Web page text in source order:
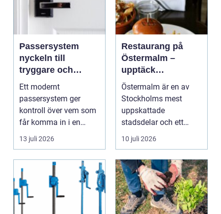
Passersystem
nyckeln till
tryggare och
smidigare tillträde
Ett modernt
passersystem ger
kontroll över vem som
får komma in i en
byggnad, när de får
komma in oc...
13 juli 2026
Restaurang på
Östermalm –
upptäck
matupplevelser i
en av Stockholms
mest attraktiva
stadsdelar
Östermalm är en av
Stockholms mest
uppskattade
stadsdelar och ett
självklart val f&ou...
10 juli 2026